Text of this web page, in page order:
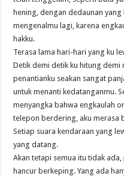
hening, dengan dedaunan
mengenalmu lagi, karena
hakku.
Terasa lama hari-hari yang ku
Detik demi detik ku hitung demi
penantianku seakan sangat
untuk menanti kedatanganmu.
menyangka bahwa engkaulah
telepon berdering, aku merasa
Setiap suara kendaraan yang
yang datang.
Akan tetapi semua itu tidak
hancur berkeping. Yang ada